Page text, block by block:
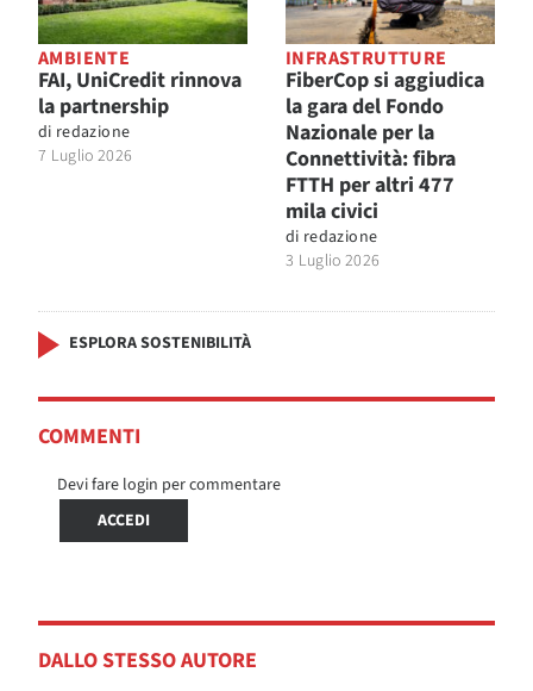
AMBIENTE
FAI, UniCredit rinnova
la partnership
di redazione
7 Luglio 2026
INFRASTRUTTURE
FiberCop si aggiudica
la gara del Fondo
Nazionale per la
Connettività: fibra
FTTH per altri 477
mila civici
di redazione
3 Luglio 2026
ESPLORA SOSTENIBILITÀ
COMMENTI
Devi fare login per commentare
ACCEDI
DALLO STESSO AUTORE